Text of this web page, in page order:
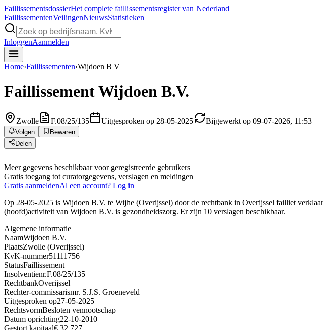
FaillissementsdossierHet complete faillissementsregister van Nederland
FaillissementenVeilingenNieuwsStatistieken
InloggenAanmelden
Home›Faillissementen›Wijdoen B V
FaillissementWijdoen B.V.
Zwolle F.08/25/135 Uitgesproken op 28-05-2025 Bijgewerkt op 09-07-2026, 11:53
Volgen
Bewaren
Delen
Meer gegevens beschikbaar voor geregistreerde gebruikers
Gratis toegang tot curatorgegevens, verslagen en meldingen
Gratis aanmeldenAl een account? Log in
Op 28-05-2025 is Wijdoen B.V. te Wijhe (Overijssel) door de rechtbank in Overijssel failliet
(hoofd)activiteit van Wijdoen B.V. is gezondheidszorg. Er zijn 10 verslagen beschikbaar.
Algemene informatie
NaamWijdoen B.V.
PlaatsZwolle (Overijssel)
KvK-nummer51111756
StatusFaillissement
Insolventienr.F.08/25/135
RechtbankOverijssel
Rechter-commissarismr. S.J.S. Groeneveld
Uitgesproken op27-05-2025
RechtsvormBesloten vennootschap
Datum oprichting22-10-2010
Gestort kapitaal€ 32.727